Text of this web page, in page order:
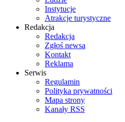
Instytucje
Atrakcje turystyczne
Redakcja
Redakcja
Zgłoś newsa
Kontakt
Reklama
Serwis
Regulamin
Polityka prywatności
Mapa strony
Kanały RSS